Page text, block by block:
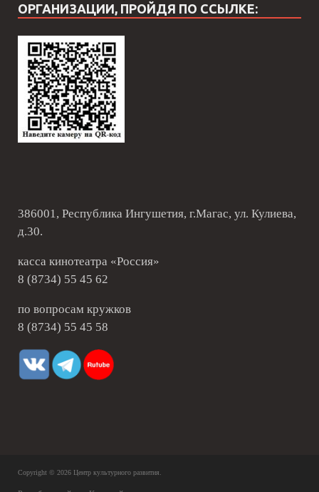
ОРГАНИЗАЦИИ, ПРОЙДЯ ПО ССЫЛКЕ:
386001, Республика Ингушетия, г.Магас, ул. Кулиева,
д.30.
касса кинотеатра «Россия»
8 (8734) 55 45 62
по вопросам кружков
8 (8734) 55 45 58
Copyright © 2026 Центр культурного развития